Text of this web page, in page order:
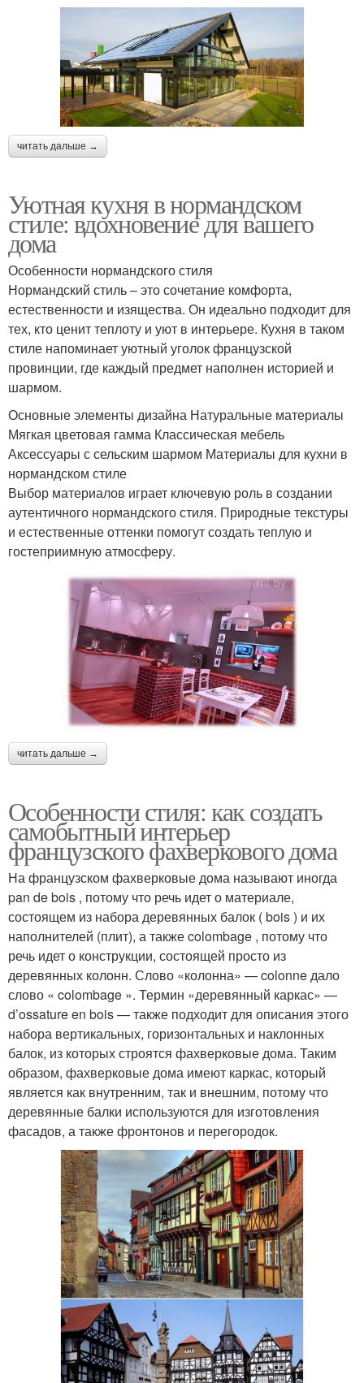
читать дальше →
Уютная кухня в нормандском
стиле: вдохновение для вашего
дома
Особенности нормандского стиля
Нормандский стиль – это сочетание комфорта,
естественности и изящества. Он идеально подходит для
тех, кто ценит теплоту и уют в интерьере. Кухня в таком
стиле напоминает уютный уголок французской
провинции, где каждый предмет наполнен историей и
шармом.
Основные элементы дизайна Натуральные материалы
Мягкая цветовая гамма Классическая мебель
Аксессуары с сельским шармом Материалы для кухни в
нормандском стиле
Выбор материалов играет ключевую роль в создании
аутентичного нормандского стиля. Природные текстуры
и естественные оттенки помогут создать теплую и
гостеприимную атмосферу.
читать дальше →
Особенности стиля: как создать
самобытный интерьер
французского фахверкового дома
На французском фахверковые дома называют иногда
pan de bois , потому что речь идет о материале,
состоящем из набора деревянных балок ( bois ) и их
наполнителей (плит), а также colombage , потому что
речь идет о конструкции, состоящей просто из
деревянных колонн. Слово «колонна» — colonne дало
слово « colombage ». Термин «деревянный каркас» —
d’ossature en bois — также подходит для описания этого
набора вертикальных, горизонтальных и наклонных
балок, из которых строятся фахверковые дома. Таким
образом, фахверковые дома имеют каркас, который
является как внутренним, так и внешним, потому что
деревянные балки используются для изготовления
фасадов, а также фронтонов и перегородок.